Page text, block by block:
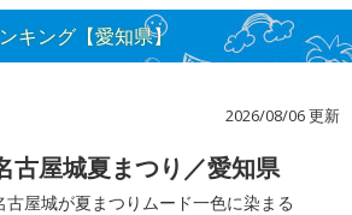
キング【愛知県】
2026/08/06 更新
古屋城夏まつり／愛知県
古屋城が夏まつりムード一色に染まる